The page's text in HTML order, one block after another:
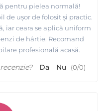
pentru pielea normală!
de ușor de folosit și practic.
iar ceara se aplică uniform
de hârtie. Recomand
profesională acasă.
Da Nu (0/0)